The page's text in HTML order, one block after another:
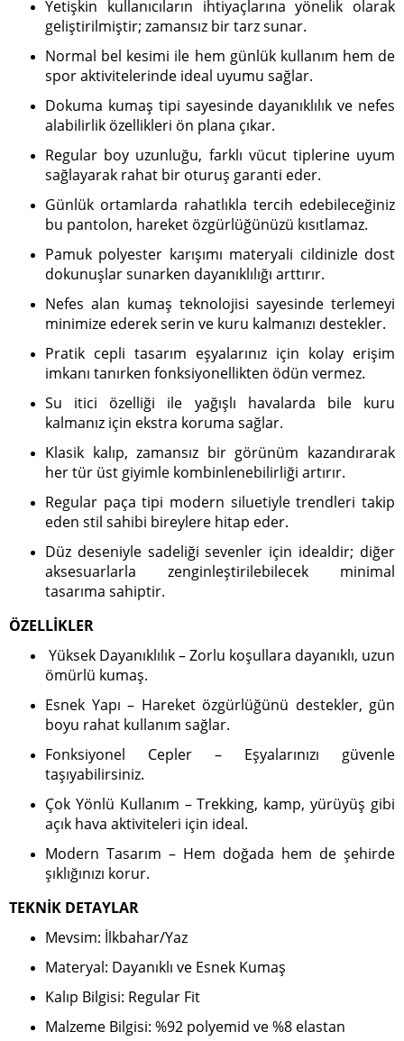
Yetişkin kullanıcıların ihtiyaçlarına yönelik olarak
geliştirilmiştir; zamansız bir tarz sunar.
Normal bel kesimi ile hem günlük kullanım hem de
spor aktivitelerinde ideal uyumu sağlar.
Dokuma kumaş tipi sayesinde dayanıklılık ve nefes
alabilirlik özellikleri ön plana çıkar.
Regular boy uzunluğu, farklı vücut tiplerine uyum
sağlayarak rahat bir oturuş garanti eder.
Günlük ortamlarda rahatlıkla tercih edebileceğiniz
bu pantolon, hareket özgürlüğünüzü kısıtlamaz.
Pamuk polyester karışımı materyali cildinizle dost
dokunuşlar sunarken dayanıklılığı arttırır.
Nefes alan kumaş teknolojisi sayesinde terlemeyi
minimize ederek serin ve kuru kalmanızı destekler.
Pratik cepli tasarım eşyalarınız için kolay erişim
imkanı tanırken fonksiyonellikten ödün vermez.
Su itici özelliği ile yağışlı havalarda bile kuru
kalmanız için ekstra koruma sağlar.
Klasik kalıp, zamansız bir görünüm kazandırarak
her tür üst giyimle kombinlenebilirliği artırır.
Regular paça tipi modern siluetiyle trendleri takip
eden stil sahibi bireylere hitap eder.
Düz deseniyle sadeliği sevenler için idealdir; diğer
aksesuarlarla zenginleştirilebilecek minimal
tasarıma sahiptir.
ÖZELLİKLER
Yüksek Dayanıklılık – Zorlu koşullara dayanıklı, uzun
ömürlü kumaş.
Esnek Yapı – Hareket özgürlüğünü destekler, gün
boyu rahat kullanım sağlar.
Fonksiyonel Cepler – Eşyalarınızı güvenle
taşıyabilirsiniz.
Çok Yönlü Kullanım – Trekking, kamp, yürüyüş gibi
açık hava aktiviteleri için ideal.
Modern Tasarım – Hem doğada hem de şehirde
şıklığınızı korur.
TEKNİK DETAYLAR
Mevsim: İlkbahar/Yaz
Materyal: Dayanıklı ve Esnek Kumaş
Kalıp Bilgisi: Regular Fit
Malzeme Bilgisi: %92 polyemid ve %8 elastan